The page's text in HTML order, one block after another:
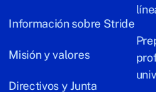
Información sobre Stride
Misión y valores
Directivos y Junta